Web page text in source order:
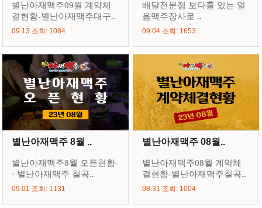
별난아재맥주09월 계약체
결현황-별난아재맥주대구..
09.13 조회: 1084
배달전문점 보다홀 있는 얼
음맥주장사로 ..
09.04 조회: 1653
별난아재맥주 8월 ..
별난아재맥주8월 오픈현황-
· 별난아재맥주 칠곡..
09.01 조회: 1131
별난아재맥주 08월..
별난아재맥주08월 계약체
결현황-별난아재맥주칠곡..
08.31 조회: 1004